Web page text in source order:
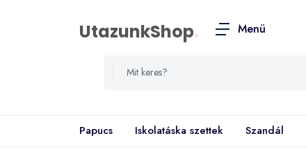
UtazunkShop. Menü
Papucs Iskolatáska szettek Szandál